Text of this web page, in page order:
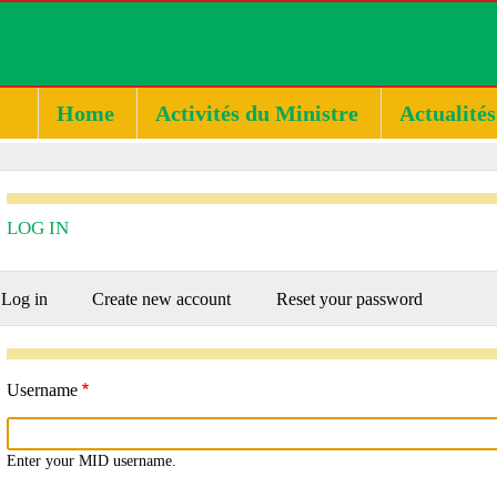
Home Activités du Ministre Actualités
LOG IN
PRIMARY
TABS
Log in (active
tab)
Create new account Reset your password
Username
Enter your MID username.